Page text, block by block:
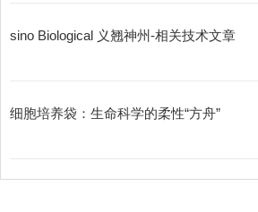
sino Biological 义翘神州-相关技术文章
细胞培养袋：生命科学的柔性“方舟”